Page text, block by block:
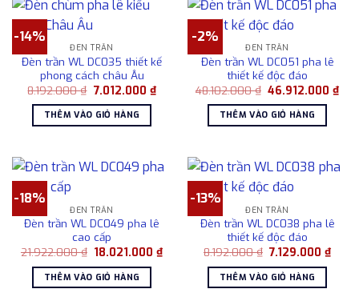
-14%
ĐÈN TRẦN
Đèn trần WL DC035 thiết kế
phong cách châu Âu
8.192.000₫ Giá
là:
8.192.000 ₫.
7.012.000 ₫Giá
hiện
7.012.000 ₫.
THÊM VÀO GIỎ HÀNG
-2%
ĐÈN TRẦN
Đèn trần WL DC051 pha lê
thiết kế độc đáo
48.102.000₫ Giá
là:
48.102.000 ₫.
46.912.000₫Giá
hiện
THÊM VÀO GIỎ HÀNG
-18%
ĐÈN TRẦN
Đèn trần WL DC049 pha lê
cao cấp
21.922.000₫ Giá
là:
21.922.000 ₫.
18.021.000₫Giá
hiện
18.021.000 ₫.
THÊM VÀO GIỎ HÀNG
-13%
ĐÈN TRẦN
Đèn trần WL DC038 pha lê
thiết kế độc đáo
8.192.000₫ Giá
là:
8.192.000 ₫.
7.129.000₫Giá
hiện
THÊM VÀO GIỎ HÀNG